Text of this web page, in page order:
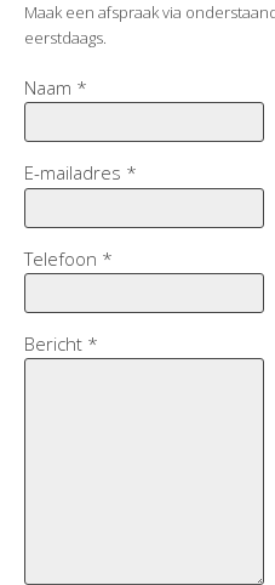
Maak een afspraak via
eerstdaags.
Naam *
E-mailadres *
Telefoon *
Bericht *